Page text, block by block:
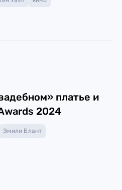
платье и
2024
Эмили Блант